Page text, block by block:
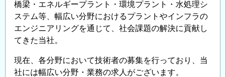
を
◆
～
JFE
ン
橋梁・エネルギープラント・環境プラント・水処理シ
ステム等、幅広い分野におけるプラントやインフラの
エンジニアリングを通じて、社会課題の解決に貢献し
てきた当社。
現在、各分野において技術者の募集を行っており、当
社には幅広い分野・業務の求人がございます。